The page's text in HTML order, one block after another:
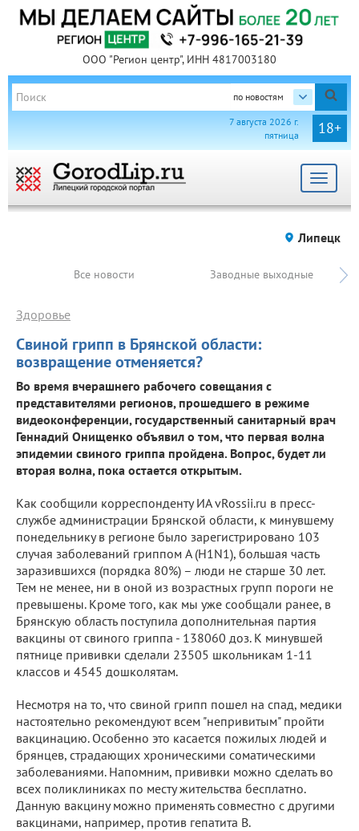
ООО "Регион центр", ИНН 4817003180
по новостям
18+
7 августа 2026 г.
пятница
Toggle
Липецк
Все новости Заводные выходные
Свиной грипп в Брянской области:
возвращение отменяется?
Здоровье
Во время вчерашнего рабочего совещания с
представителями регионов, прошедшего в режиме
видеоконференции, государственный санитарный врач
Геннадий Онищенко объявил о том, что первая волна
эпидемии свиного гриппа пройдена. Вопрос, будет ли
вторая волна, пока остается открытым.
Как сообщили корреспонденту ИА vRossii.ru в пресс-
службе администрации Брянской области, к минувшему
понедельнику в регионе было зарегистрировано 103
случая заболеваний гриппом A (H1N1), большая часть
заразившихся (порядка 80%) – люди не старше 30 лет.
Тем не менее, ни в оной из возрастных групп пороги не
превышены. Кроме того, как мы уже сообщали ранее, в
Брянскую область поступила дополнительная партия
вакцины от свиного гриппа - 138060 доз. К минувшей
пятнице прививки сделали 23505 школьникам 1-11
классов и 4545 дошколятам.
Несмотря на то, что свиной грипп пошел на спад, медики
настоятельно рекомендуют всем "непривитым" пройти
вакцинацию. Особенно это касается пожилых людей и
брянцев, страдающих хроническими соматическими
заболеваниями. Напомним, прививки можно сделать во
всех поликлиниках по месту жительства бесплатно.
Данную вакцину можно применять совместно с другими
вакцинами, например, против гепатита В.